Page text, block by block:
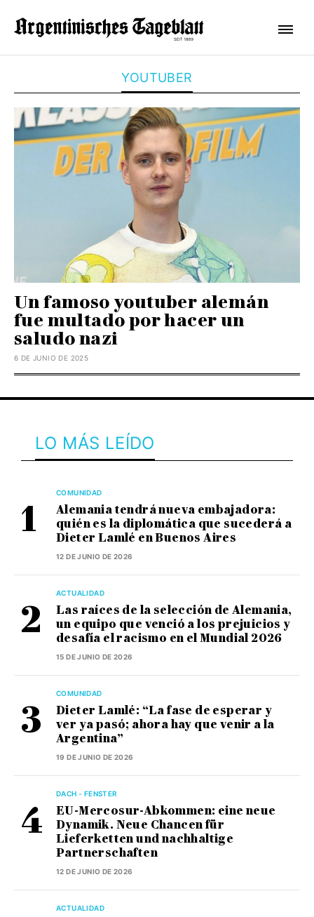
YOUTUBER
Un famoso youtuber alemán
fue multado por hacer un
saludo nazi
6 DE JUNIO DE 2025
LO MÁS LEÍDO
COMUNIDAD
Alemania tendrá nueva embajadora:
quién es la diplomática que sucederá a
Dieter Lamlé en Buenos Aires
12 DE JUNIO DE 2026
ACTUALIDAD
Las raíces de la selección de Alemania,
un equipo que venció a los prejuicios y
desafía el racismo en el Mundial 2026
15 DE JUNIO DE 2026
COMUNIDAD
Dieter Lamlé: “La fase de esperar y
ver ya pasó; ahora hay que venir a la
Argentina”
19 DE JUNIO DE 2026
DACH - FENSTER
EU-Mercosur-Abkommen: eine neue
Dynamik. Neue Chancen für
Lieferketten und nachhaltige
Partnerschaften
12 DE JUNIO DE 2026
ACTUALIDAD